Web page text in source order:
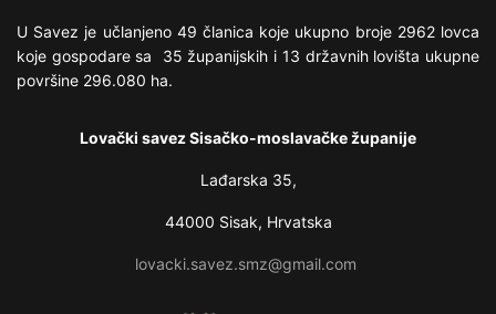
U Savez je učlanjeno 49 članica koje ukupno broje 2962 lovca
koje gospodare sa 35 županijskih i 13 državnih lovišta ukupne
površine 296.080 ha.
Lovački savez Sisačko-moslavačke županije
Lađarska 35,
44000 Sisak, Hrvatska
lovacki.savez.smz@gmail.com